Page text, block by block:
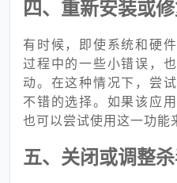
四、重新安装或
有时候，即使系统和硬
过程中的一些小错误，
动。在这种情况下，尝
不错的选择。如果该应
也可以尝试使用这一功能
五、关闭或调整